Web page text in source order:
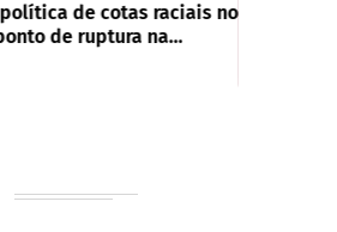
de cotas raciais no
de ruptura na